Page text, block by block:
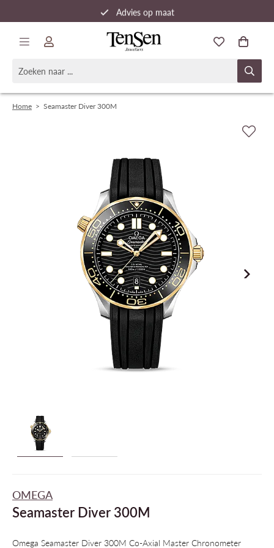
Advies op maat
Snelle verzending
Home > Seamaster Diver 300M
OMEGA
Seamaster Diver 300M
Omega Seamaster Diver 300M Co-Axial Master Chronometer